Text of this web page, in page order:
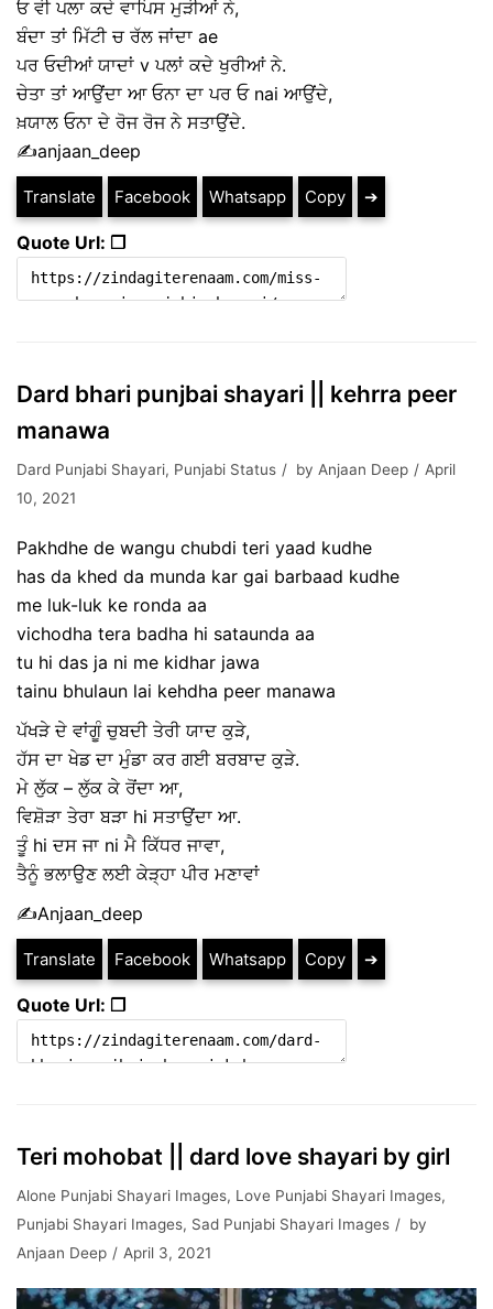
ਓ ਵੀ ਪਲਾ ਕਦੇ ਵਾਪਿਸ ਮੁੜੀਆਂ ਨੇ,
ਬੰਦਾ ਤਾਂ ਮਿੱਟੀ ਚ ਰੱਲ ਜਾਂਦਾ ae
ਪਰ ਓਦੀਆਂ ਯਾਦਾਂ v ਪਲਾਂ ਕਦੇ ਖੁਰੀਆਂ ਨੇ.
ਚੇਤਾ ਤਾਂ ਆਉਂਦਾ ਆ ਓਨਾ ਦਾ ਪਰ ਓ nai ਆਉਂਦੇ,
ਖ਼ਯਾਲ ਓਨਾ ਦੇ ਰੋਜ ਰੋਜ ਨੇ ਸਤਾਉਂਦੇ.
✍️anjaan_deep
Translate Facebook Whatsapp Copy ➔
Quote Url: ❐
Dard bhari punjbai shayari || kehrra peer
manawa
Dard Punjabi Shayari, Punjabi Status by Anjaan Deep
April
10, 2021
Pakhdhe de wangu chubdi teri yaad kudhe
has da khed da munda kar gai barbaad kudhe
me luk-luk ke ronda aa
vichodha tera badha hi sataunda aa
tu hi das ja ni me kidhar jawa
tainu bhulaun lai kehdha peer manawa
ਪੱਖੜੇ ਦੇ ਵਾਂਗੂੰ ਚੁਬਦੀ ਤੇਰੀ ਯਾਦ ਕੁੜੇ,
ਹੱਸ ਦਾ ਖੇਡ ਦਾ ਮੁੰਡਾ ਕਰ ਗਈ ਬਰਬਾਦ ਕੁੜੇ.
ਮੇ ਲੁੱਕ – ਲੁੱਕ ਕੇ ਰੋਂਦਾ ਆ,
ਵਿਸ਼ੋੜਾ ਤੇਰਾ ਬੜਾ hi ਸਤਾਉਂਦਾ ਆ.
ਤੂੰ hi ਦਸ ਜਾ ni ਮੈ ਕਿੱਧਰ ਜਾਵਾ,
ਤੈਨੂੰ ਭਲਾਉਣ ਲਈ ਕੇੜ੍ਹਾ ਪੀਰ ਮਣਾਵਾਂ
✍️Anjaan_deep
Translate Facebook Whatsapp Copy ➔
Quote Url: ❐
Teri mohobat || dard love shayari by girl
Alone Punjabi Shayari Images, Love Punjabi Shayari Images,
Punjabi Shayari Images, Sad Punjabi Shayari Images
by
Anjaan Deep
April 3, 2021